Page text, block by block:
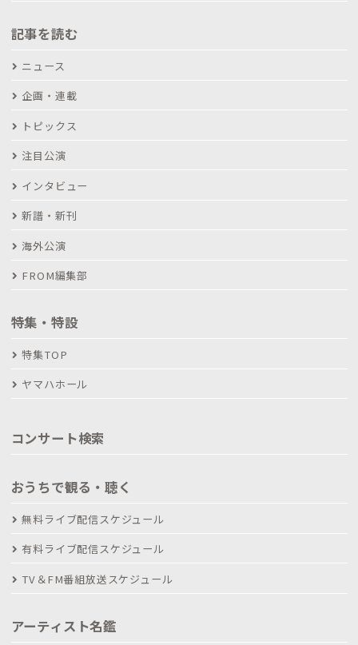
記事を読む
ニュース
企画・連載
トピックス
注目公演
インタビュー
新譜・新刊
海外公演
FROM編集部
特集・特設
特集TOP
ヤマハホール
コンサート検索
おうちで観る・聴く
無料ライブ配信スケジュール
有料ライブ配信スケジュール
TV＆FM番組放送スケジュール
アーティスト名鑑